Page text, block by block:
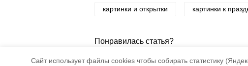
Cайт использует файлы cookies чтобы собирать статистику
картинки и открытки картинки к
Понравилась статья?